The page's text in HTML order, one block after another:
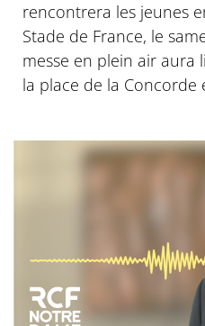
rencontrera les jeunes
Stade de France, le
messe en plein air aura
la place de la Concorde